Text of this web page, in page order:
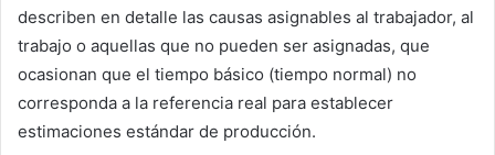
describen en detalle las causas asignables al trabajador, al
trabajo o aquellas que no pueden ser asignadas, que
ocasionan que el tiempo básico (tiempo normal) no
corresponda a la referencia real para establecer
estimaciones estándar de producción.